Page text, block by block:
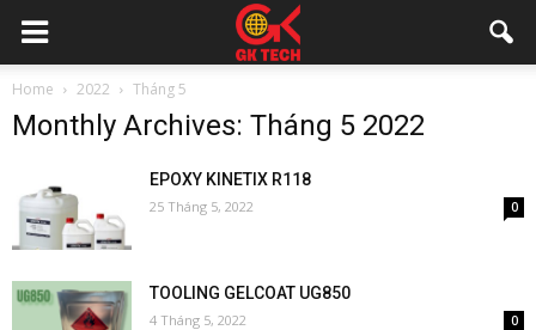
Home 2022 Tháng 5
Monthly Archives: Tháng 5 2022
EPOXY KINETIX R118
25 Tháng 5, 2022 0
TOOLING GELCOAT UG850
4 Tháng 5, 2022 0